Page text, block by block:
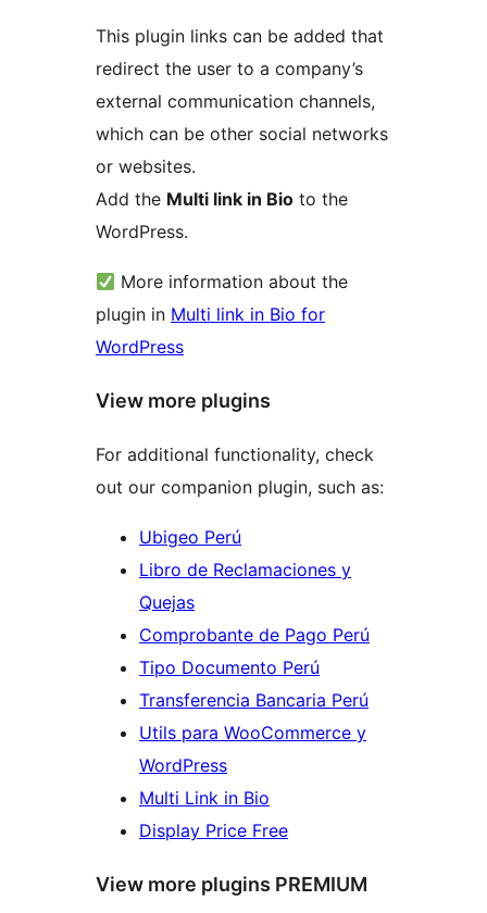
This plugin links can be added that
redirect the user to a company’s
external communication channels,
which can be other social networks
or websites.
Add the Multi link in Bio to the
WordPress.
More information about the
plugin in Multi link in Bio for
WordPress
View more plugins
For additional functionality, check
out our companion plugin, such as:
Ubigeo Perú
Libro de Reclamaciones y
Quejas
Comprobante de Pago Perú
Tipo Documento Perú
Transferencia Bancaria Perú
Utils para WooCommerce y
WordPress
Multi Link in Bio
Display Price Free
View more plugins PREMIUM